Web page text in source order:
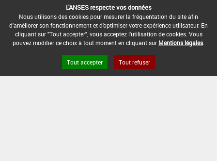
DATE D'AUTORISATION DE L'USAGE :
05/10/2020
COMMENTAIRE :
L'ANSES respecte vos données
Nous utilisons des cookies pour mesurer la fréquentation du site afin
d'améliorer son fonctionnement et d'optimiser votre expérience utilisateur. En
cliquant sur "Tout accepter", vous acceptez l'utilisation de cookies. Vous
pouvez modifier ce choix à tout moment en cliquant sur Mentions légales
Tout accepter Tout refuser